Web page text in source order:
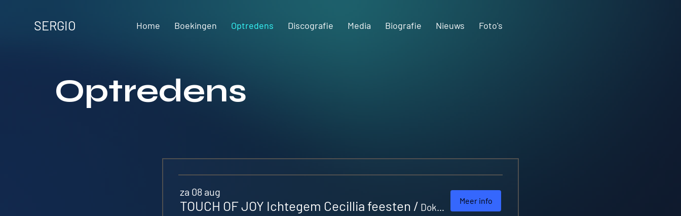
SERGIO Home Boekingen Optredens Discografie Media Biografie Nieuws Foto's
Optredens
za 08 aug
TOUCH OF JOY Ichtegem Cecillia feesten / Dokter Bruwierplein
Meer info